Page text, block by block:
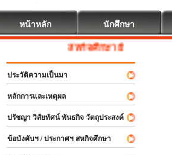
หน้าหลัก นักศึกษา
สหกิจศึกษา ยินดีต้อนรับ
ประวัติความเป็นมา
หลักการและเหตุผล
ปรัชญา วิสัยทัศน์ พันธกิจ วัตถุประสงค์
ข้อบังคับฯ / ประกาศฯ สหกิจศึกษา